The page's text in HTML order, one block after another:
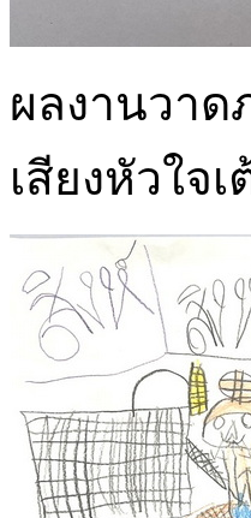
ผลงานวาด
เสียงหัวใจ